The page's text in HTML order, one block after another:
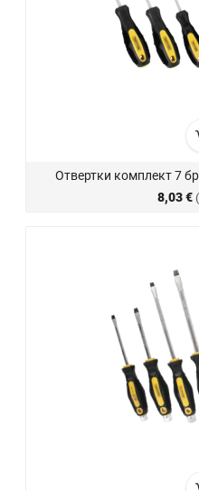
Отвертки комплект 7
8,03 €